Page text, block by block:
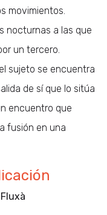
movimientos.
nocturnas a las que
un tercero.
sujeto se encuentra
de sí que lo sitúa
encuentro que
fusión en una